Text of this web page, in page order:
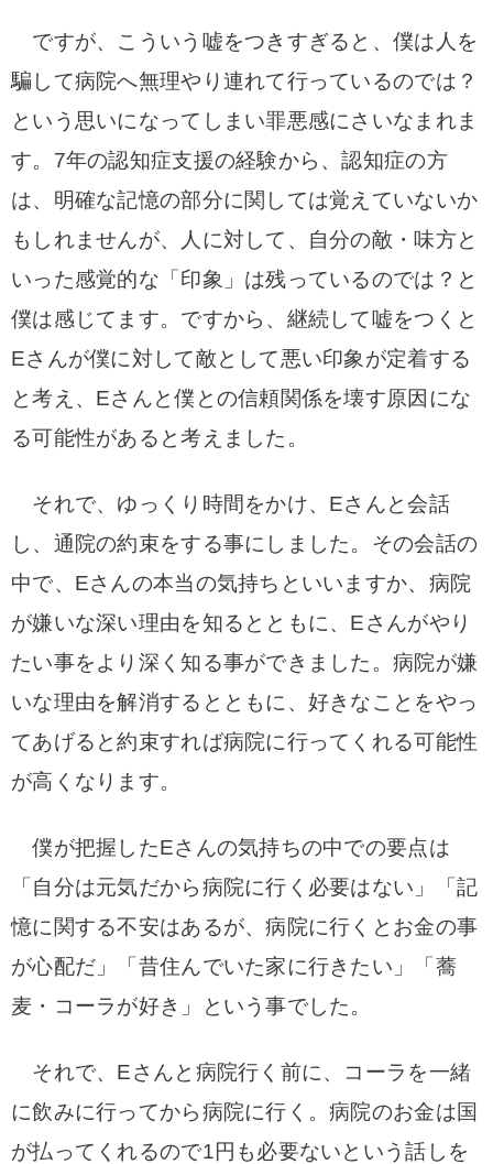
ですが、こういう嘘をつきすぎると、僕は人を
騙して病院へ無理やり連れて行っているのでは？
という思いになってしまい罪悪感にさいなまれま
す。7年の認知症支援の経験から、認知症の方
は、明確な記憶の部分に関しては覚えていないか
もしれませんが、人に対して、自分の敵・味方と
いった感覚的な「印象」は残っているのでは？と
僕は感じてます。ですから、継続して嘘をつくと
Eさんが僕に対して敵として悪い印象が定着する
と考え、Eさんと僕との信頼関係を壊す原因にな
る可能性があると考えました。
それで、ゆっくり時間をかけ、Eさんと会話
し、通院の約束をする事にしました。その会話の
中で、Eさんの本当の気持ちといいますか、病院
が嫌いな深い理由を知るとともに、Eさんがやり
たい事をより深く知る事ができました。病院が嫌
いな理由を解消するとともに、好きなことをやっ
てあげると約束すれば病院に行ってくれる可能性
が高くなります。
僕が把握したEさんの気持ちの中での要点は
「自分は元気だから病院に行く必要はない」「記
憶に関する不安はあるが、病院に行くとお金の事
が心配だ」「昔住んでいた家に行きたい」「蕎
麦・コーラが好き」という事でした。
それで、Eさんと病院行く前に、コーラを一緒
に飲みに行ってから病院に行く。病院のお金は国
が払ってくれるので1円も必要ないという話しを